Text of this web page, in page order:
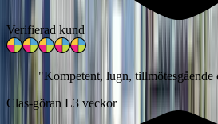
Verifierad kund
"Kompetent, lugn, tillmötesgående
Clas-göran L3 veckor